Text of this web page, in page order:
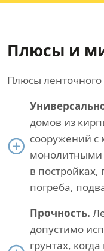
Плюсы и
Плюсы
домов из
сооружений с
в постройках,
погреба,
Прочность.
допустимо
грунтах,